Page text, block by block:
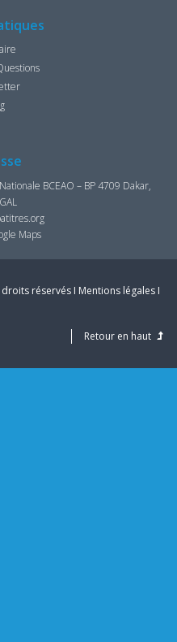
BCEAO – BP 4709 Dakar,
Maps
réservés I Mentions légalesI
Retour en haut